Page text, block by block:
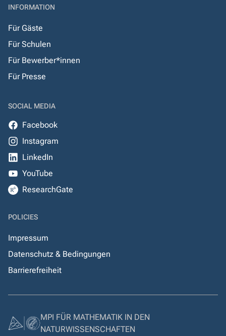
INFORMATION
Für Gäste
Für Schulen
Für Bewerber*innen
Für Presse
SOCIAL MEDIA
Facebook
Instagram
LinkedIn
YouTube
ResearchGate
POLICIES
Impressum
Datenschutz & Bedingungen
Barrierefreiheit
MPI FÜR MATHEMATIK IN DEN
NATURWISSENSCHAFTEN